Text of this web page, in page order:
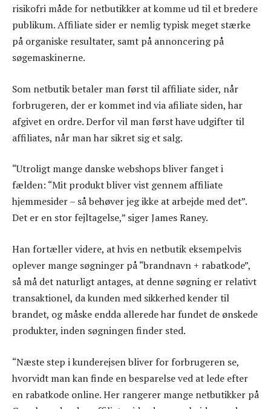
risikofri måde for netbutikker at komme ud til et bredere
publikum. Affiliate sider er nemlig typisk meget stærke
på organiske resultater, samt på annoncering på
søgemaskinerne.
Som netbutik betaler man først til affiliate sider, når
forbrugeren, der er kommet ind via afiliate siden, har
afgivet en ordre. Derfor vil man først have udgifter til
affiliates, når man har sikret sig et salg.
“Utroligt mange danske webshops bliver fanget i
fælden: “Mit produkt bliver vist gennem affiliate
hjemmesider – så behøver jeg ikke at arbejde med det”.
Det er en stor fejltagelse,” siger James Raney.
Han fortæller videre, at hvis en netbutik eksempelvis
oplever mange søgninger på “brandnavn + rabatkode”,
så må det naturligt antages, at denne søgning er relativt
transaktionel, da kunden med sikkerhed kender til
brandet, og måske endda allerede har fundet de ønskede
produkter, inden søgningen finder sted.
“Næste step i kunderejsen bliver for forbrugeren se,
hvorvidt man kan finde en besparelse ved at lede efter
en rabatkode online. Her rangerer mange netbutikker på